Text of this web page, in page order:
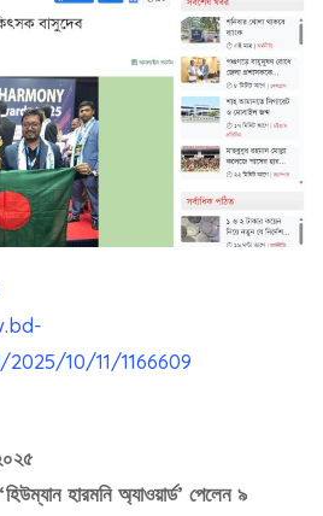
10/11/1166609
হারমনি অ্যাওয়ার্ড’ পেলেন ৯